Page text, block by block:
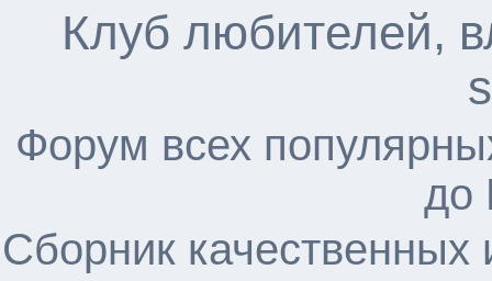
Клуб любителей,
Форум всех
до
Сборник